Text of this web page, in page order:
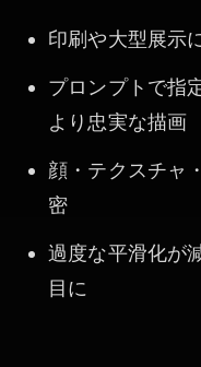
印刷や大型展示
プロンプトで指
より忠実な描画
顔・テクスチャ
密
過度な平滑化が
目に